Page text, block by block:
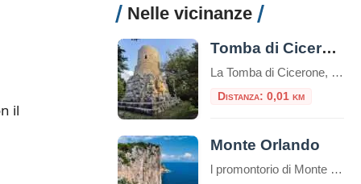
il
Nelle vicinanze
Tomba di Cicerone
La Tomba di Cicerone, nota anche come Mausoleo di Cicerone o Sepolcro di Cicerone in italiano, è il luogo di sepoltura del famoso oratore e filosofo romano Marco Tullio Cicerone.Cicerone è noto per essere stato uno degli oratori più influenti della Roma antica e una figura di spicco nella politica romana durante gli ultimi anni […]
Distanza: 0,01 km
Monte Orlando
l promontorio di Monte Orlando (171 m) è il prolungamento verso il mare del sistema montuoso degli Aurunci, costituito quasi esclusivamente da calcari meso-cenozoici (190-25 milioni di anni). Nell’area del parco si rinvengono molti fenomeni caratteristici di questi territori come terre rosse, falesie, faglie, grotte, rocce stratificate. In alcuni punti possiamo osservare della terra di […]